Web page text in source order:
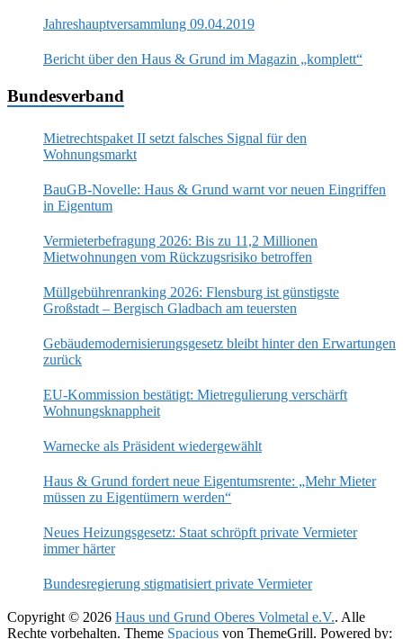
Jahreshauptversammlung 09.04.2019
Bericht über den Haus & Grund im Magazin „komplett“
Bundesverband
Mietrechtspaket II setzt falsches Signal für den
Wohnungsmarkt
BauGB-Novelle: Haus & Grund warnt vor neuen Eingriffen
in Eigentum
Vermieterbefragung 2026: Bis zu 11,2 Millionen
Mietwohnungen vom Rückzugsrisiko betroffen
Müllgebührenranking 2026: Flensburg ist günstigste
Großstadt – Bergisch Gladbach am teuersten
Gebäudemodernisierungsgesetz bleibt hinter den Erwartungen
zurück
EU-Kommission bestätigt: Mietregulierung verschärft
Wohnungsknappheit
Warnecke als Präsident wiedergewählt
Haus & Grund fordert neue Eigentumsrente: „Mehr Mieter
müssen zu Eigentümern werden“
Neues Heizungsgesetz: Staat schröpft private Vermieter
immer härter
Bundesregierung stigmatisiert private Vermieter
Copyright © 2026 Haus und Grund Oberes Volmetal e.V.. Alle
Rechte vorbehalten. Theme Spacious von ThemeGrill. Powered by: